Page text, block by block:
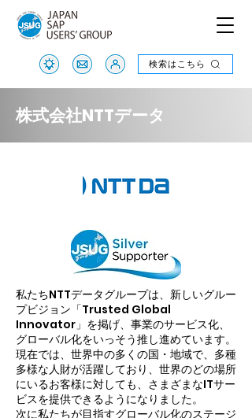
検索はこちら
検索はこちら
株式会社NTTデータ
私たちNTTデータグループは、新しいグルー
プビジョン「Trusted Global
Innovator」を掲げ、事業のサービス化、
グローバル化をいっそう推し進めています。
現在では、世界中の多くの国・地域で、多種
多様な人財が活躍しており、世界のどの場所
にいるお客様に対しても、さまざまなITサー
ビスを提供できるようになりました。
次に私たちが目指すグローバル化のステージ